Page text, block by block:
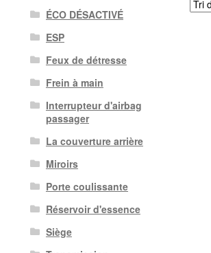
ÉCO DÉSACTIVÉ
ESP
Feux de détresse
Frein à main
Interrupteur d'airbag
passager
La couverture arrière
Miroirs
Porte coulissante
Réservoir d'essence
Siège